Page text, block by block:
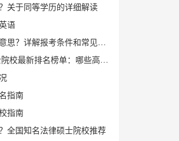
关于同等学历的详细解读
语
？详解报考条件和常见问题
榜单：哪些高校法硕专业更值得报考？
指南
指南
全国知名法律硕士院校推荐